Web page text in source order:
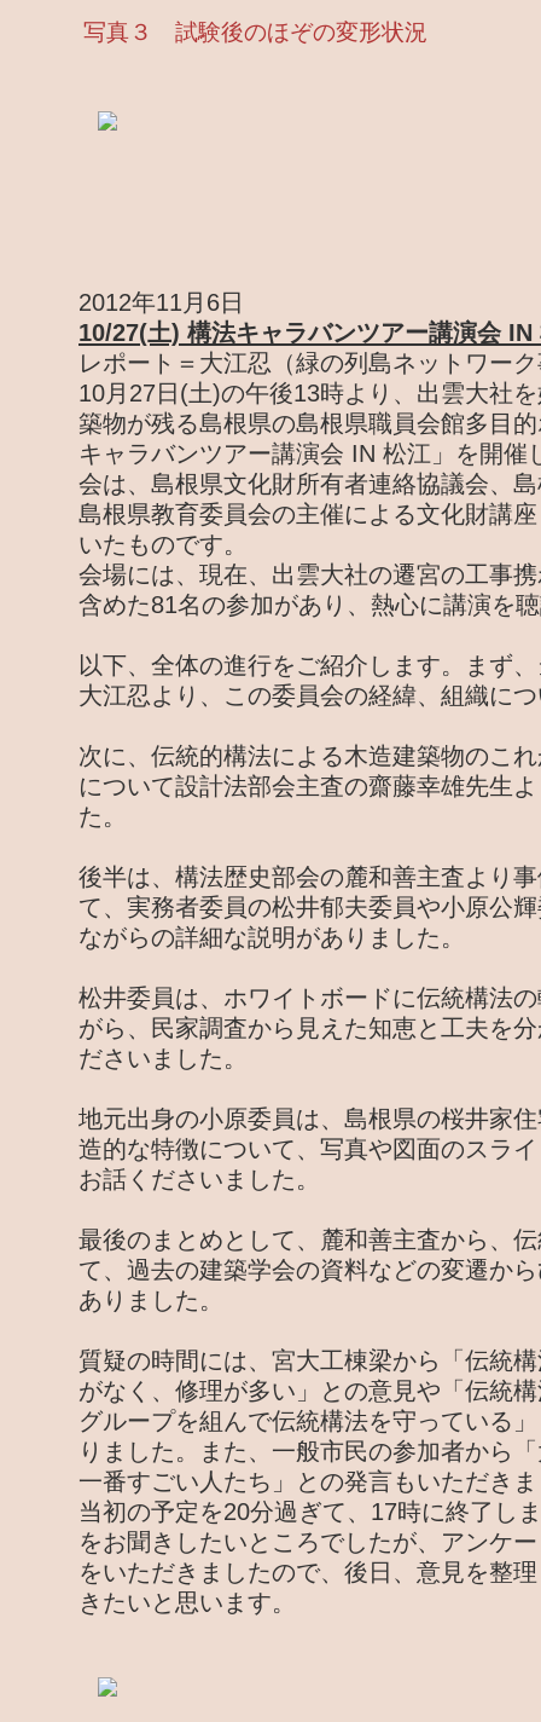
写真３ 試験後のほぞの変形状況
2012年11月6日
10/27(土) 構法キャラバンツアー講演会 IN
レポート＝大江忍（緑の列島ネットワー
10月27日(土)の午後13時より、出雲大社
築物が残る島根県の島根県職員会館多目
キャラバンツアー講演会 IN 松江」を開催
会は、島根県文化財所有者連絡協議会、
島根県教育委員会の主催による文化財講
いたものです。
会場には、現在、出雲大社の遷宮の工事
含めた81名の参加があり、熱心に講演を
以下、全体の進行をご紹介します。まず
大江忍より、この委員会の経緯、組織に
次に、伝統的構法による木造建築物のこ
について設計法部会主査の齋藤幸雄先生
た。
後半は、構法歴史部会の麓和善主査より
て、実務者委員の松井郁夫委員や小原公
ながらの詳細な説明がありました。
松井委員は、ホワイトボードに伝統構法
がら、民家調査から見えた知恵と工夫を
ださいました。
地元出身の小原委員は、島根県の桜井家
造的な特徴について、写真や図面のスラ
お話くださいました。
最後のまとめとして、麓和善主査から、
て、過去の建築学会の資料などの変遷か
ありました。
質疑の時間には、宮大工棟梁から「伝統
がなく、修理が多い」との意見や「伝統
グループを組んで伝統構法を守っている
りました。また、一般市民の参加者から
一番すごい人たち」との発言もいただき
当初の予定を20分過ぎて、17時に終了し
をお聞きしたいところでしたが、アンケ
をいただきましたので、後日、意見を整
きたいと思います。